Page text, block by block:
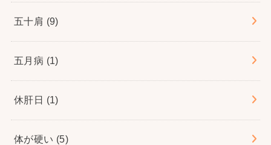
五十肩 (9)
五月病 (1)
休肝日 (1)
体が硬い (5)